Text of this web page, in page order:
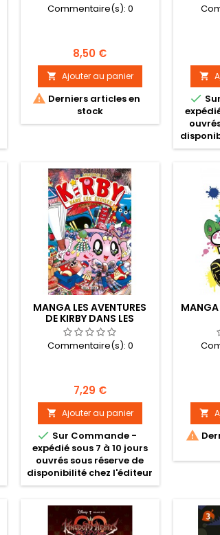
Commentaire(s):0
Prix
8,50 €
 Ajouter au panier
 Derniers articles en
stock


MANGA LES AVENTURES
DE KIRBY DANS LES
ETOILES TOME 09
Commentaire(s):0
Prix
7,29 €
 Ajouter au panier
 Sur Commande -
expédié sous 7 à 10 jours
ouvrés sous réserve de
disponibilité chez l'éditeur

